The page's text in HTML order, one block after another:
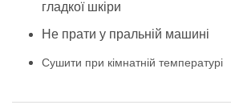
гладкої шкіри
Не прати у пральній машині
Сушити при кімнатній температурі